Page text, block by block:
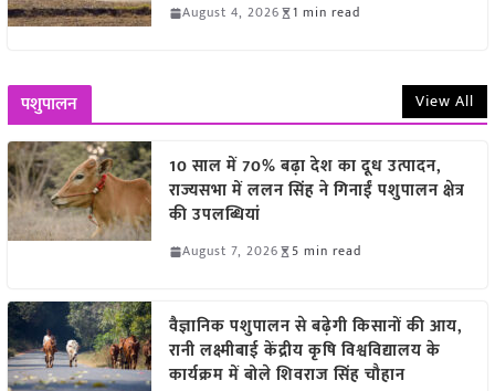
August 4, 2026 1 min read
पशुपालन View All
10 साल में 70% बढ़ा देश का दूध उत्पादन,
राज्यसभा में ललन सिंह ने गिनाईं पशुपालन क्षेत्र
की उपलब्धियां
August 7, 2026 5 min read
वैज्ञानिक पशुपालन से बढ़ेगी किसानों की आय,
रानी लक्ष्मीबाई केंद्रीय कृषि विश्वविद्यालय के
कार्यक्रम में बोले शिवराज सिंह चौहान